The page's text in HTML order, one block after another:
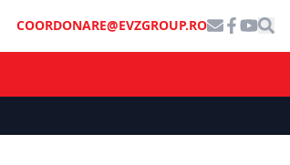
COORDONARE@EVZGROUP.RO